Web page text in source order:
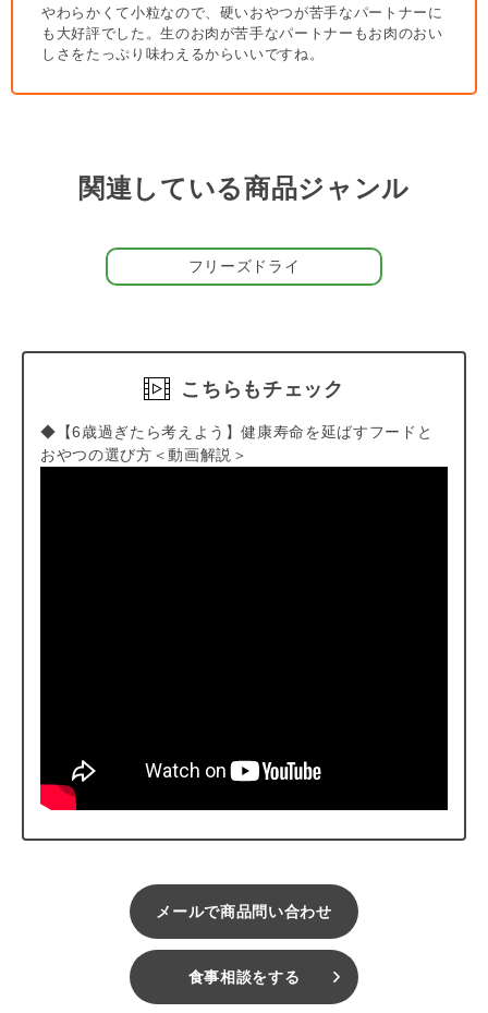
めできるおやつです。
やわらかくて小粒なので、硬いおやつが苦手なパートナーに
も大好評でした。生のお肉が苦手なパートナーもお肉のおい
しさをたっぷり味わえるからいいですね。
関連している商品ジャンル
フリーズドライ
こちらもチェック
◆【6歳過ぎたら考えよう】健康寿命を延ばすフードと
おやつの選び方＜動画解説＞
メールで商品問い合わせ
食事相談をする